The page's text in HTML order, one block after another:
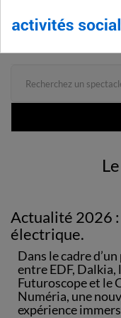
Actualité 2026 :
électrique.
Dans le cadre
entre EDF, Dalkia,
Futuroscope et le
Numéria, une
expérience